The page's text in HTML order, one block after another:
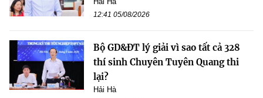
12:41 05/08/2026
Bộ GD&ĐT lý giải vì sao tất cả 328
thí sinh Chuyên Tuyên Quang thi
lại?
Hải Hà